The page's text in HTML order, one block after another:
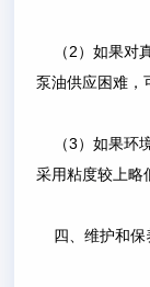
（2）如果对
泵油供应困难，
（3）如果环
采用粘度较上略
四、维护和保